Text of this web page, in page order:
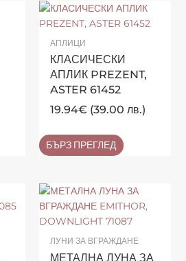
АПЛИЦИ
КЛАСИЧЕСКИ
АПЛИК PREZENT,
ASTER 61452
19.94€ (39.00 лв.)
БЪРЗ ПРЕГЛЕД
ЛУНИ ЗА ВГРАЖДАНЕ
МЕТАЛНА ЛУНА ЗА